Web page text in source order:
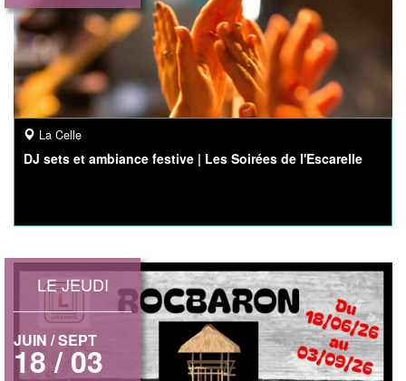
La Celle
DJ sets et ambiance festive | Les Soirées de l'Escarelle
LE JEUDI
JUIN / SEPT
18 / 03